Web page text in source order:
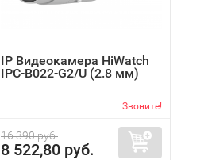
IP Видеокамера HiWatch
IPC-B022-G2/U (2.8 мм)
Звоните!
16 390 руб.
8 522,80 руб.